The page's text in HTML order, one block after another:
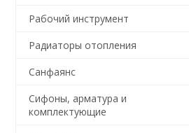
Рабочий инструмент
Радиаторы отопления
Санфаянс
Сифоны, арматура и
комплектующие